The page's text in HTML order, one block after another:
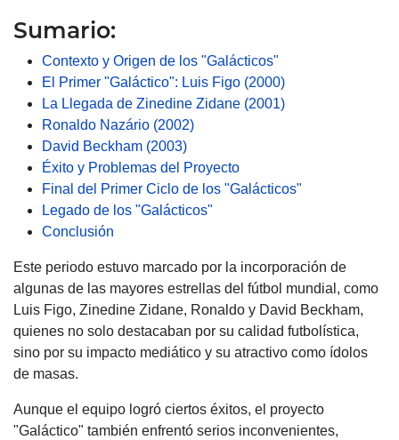
Sumario:
Contexto y Origen de los "Galácticos"
El Primer "Galáctico": Luis Figo (2000)
La Llegada de Zinedine Zidane (2001)
Ronaldo Nazário (2002)
David Beckham (2003)
Éxito y Problemas del Proyecto
Final del Primer Ciclo de los "Galácticos"
Legado de los "Galácticos"
Conclusión
Este periodo estuvo marcado por la incorporación de
algunas de las mayores estrellas del fútbol mundial, como
Luis Figo, Zinedine Zidane, Ronaldo y David Beckham,
quienes no solo destacaban por su calidad futbolística,
sino por su impacto mediático y su atractivo como ídolos
de masas.
Aunque el equipo logró ciertos éxitos, el proyecto
"Galáctico" también enfrentó serios inconvenientes,